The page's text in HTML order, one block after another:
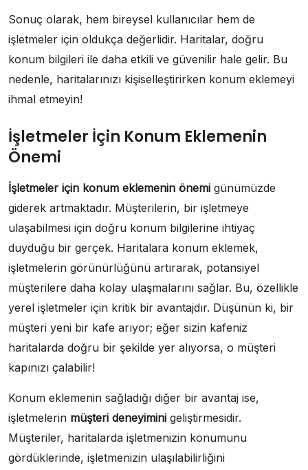
Sonuç olarak, hem bireysel kullanıcılar hem de
işletmeler için oldukça değerlidir. Haritalar, doğru
konum bilgileri ile daha etkili ve güvenilir hale gelir. Bu
nedenle, haritalarınızı kişiselleştirirken konum eklemeyi
ihmal etmeyin!
İşletmeler İçin Konum Eklemenin
Önemi
İşletmeler için konum eklemenin önemi günümüzde
giderek artmaktadır. Müşterilerin, bir işletmeye
ulaşabilmesi için doğru konum bilgilerine ihtiyaç
duyduğu bir gerçek. Haritalara konum eklemek,
işletmelerin görünürlüğünü artırarak, potansiyel
müşterilere daha kolay ulaşmalarını sağlar. Bu, özellikle
yerel işletmeler için kritik bir avantajdır. Düşünün ki, bir
müşteri yeni bir kafe arıyor; eğer sizin kafeniz
haritalarda doğru bir şekilde yer alıyorsa, o müşteri
kapınızı çalabilir!
Konum eklemenin sağladığı diğer bir avantaj ise,
işletmelerin müşteri deneyimini geliştirmesidir.
Müşteriler, haritalarda işletmenizin konumunu
gördüklerinde, işletmenizin ulaşılabilirliğini